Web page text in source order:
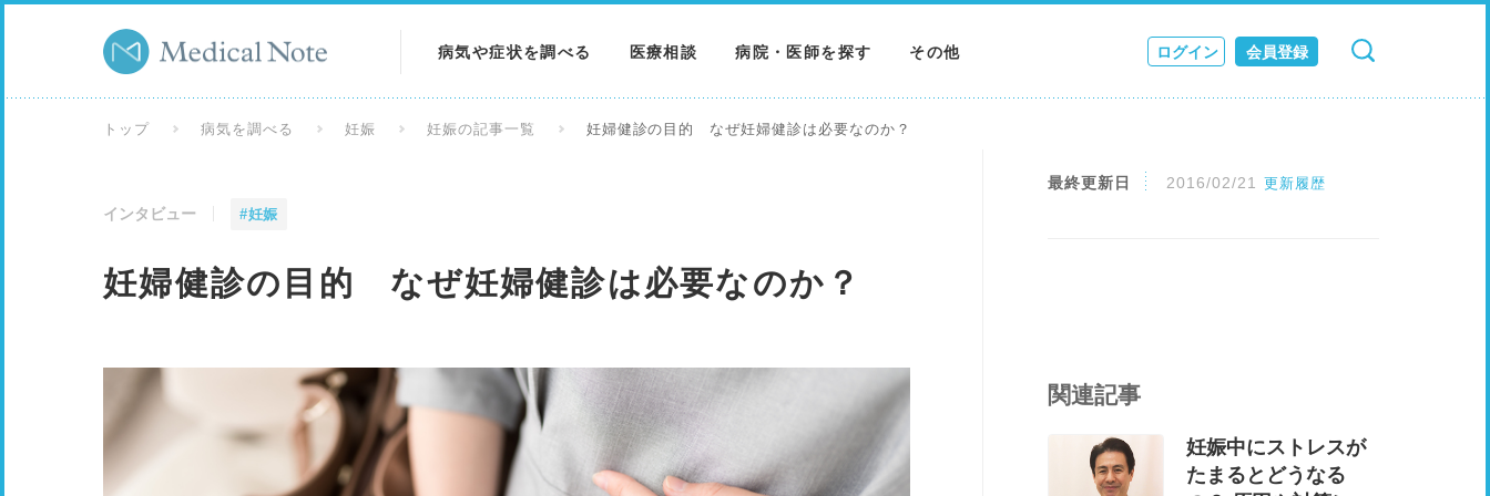
病気や症状を調べる 医療相談 病院・医師を探す その他 ログイン 会員登録
検索 キャンセル
トップ 病気を調べる 妊娠 妊娠の記事一覧 妊婦健診の目的 なぜ妊婦健診は必要なのか？
インタビュー #妊娠
妊婦健診の目的 なぜ妊婦健診は必要なのか？
最終更新日 2016/02/21 更新履歴
関連記事
妊娠中にストレスが
たまるとどうなる